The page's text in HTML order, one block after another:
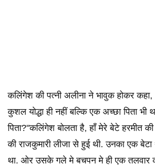
कलिंगेश की पत्नी अलीना ने भावुक होकर कहा,
कुशल योद्धा ही नहीं बल्कि एक अच्छा पिता भी
पिता?"कलिंगेश बोलता है, हाँ मेरे बेटे हरमीत
की राजकुमारी लीजा से हुई थी. उनका एक बेटा
था. ओर उसके गले मे बचपन मे ही एक तलवार